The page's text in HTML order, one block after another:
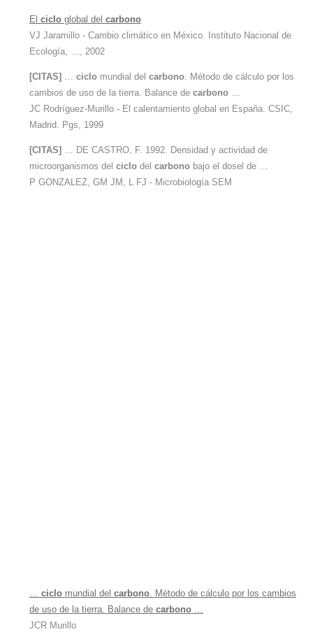
El ciclo global del carbono
VJ Jaramillo - Cambio climático en México. Instituto Nacional de
Ecología, …, 2002
[CITAS] ciclo mundial del carbono. Método de cálculo por los
cambios de uso de la tierra. Balance de carbono…
JC Rodríguez-Murillo - El calentamiento global en España. CSIC,
Madrid. Pgs, 1999
[CITAS]
… DE CASTRO, F. 1992. Densidad y actividad de
microorganismos del ciclo del carbono bajo el dosel de …
P GONZALEZ, GM JM, L FJ - Microbiología SEM
… ciclo mundial del carbono. Método de cálculo por los cambios
de uso de la tierra. Balance de carbono…
JCR Murillo